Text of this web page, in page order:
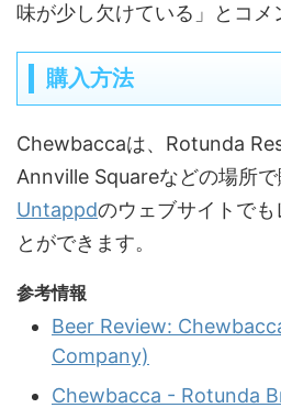
味が少し欠けている」とコメ
購入方法
Chewbaccaは、Rotunda
Annville Squareなどの場所で
Untappdのウェブサイトでも
とができます。
参考情報
Beer Review:
Company)
Chewbacca - Rotunda